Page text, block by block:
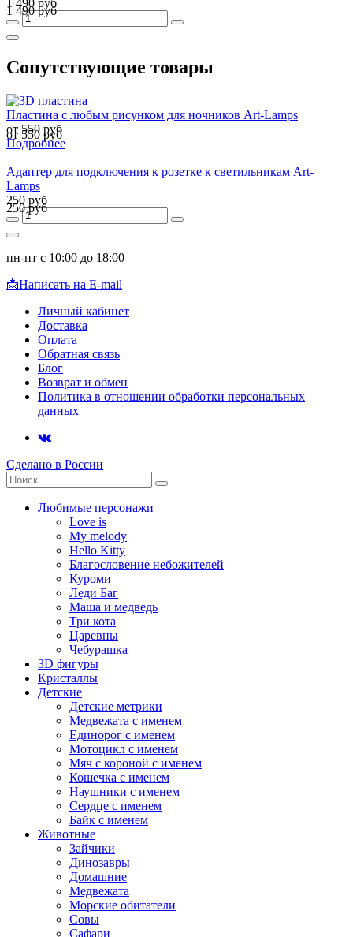
1 490 руб
Сопутствующие товары
Пластина с любым рисунком для ночников Art-Lamps
от 550 руб
от 550 руб
Подробнее
Адаптер для подключения к розетке к светильникам Art-
Lamps
250 руб
250 руб
пн-пт с 10:00 до 18:00
📩Написать на E-mail
Личный кабинет
Доставка
Оплата
Обратная связь
Блог
Возврат и обмен
Политика в отношении обработки персональных
данных
Сделано в России
Любимые персонажи
Love is
My melody
Hello Kitty
Благословение небожителей
Куроми
Леди Баг
Маша и медведь
Три кота
Царевны
Чебурашка
3D фигуры
Кристаллы
Детские
Детские метрики
Медвежата с именем
Единорог с именем
Мотоцикл с именем
Мяч с короной с именем
Кошечка с именем
Наушники с именем
Сердце с именем
Байк с именем
Животные
Зайчики
Динозавры
Домашние
Медвежата
Морские обитатели
Совы
Сафари